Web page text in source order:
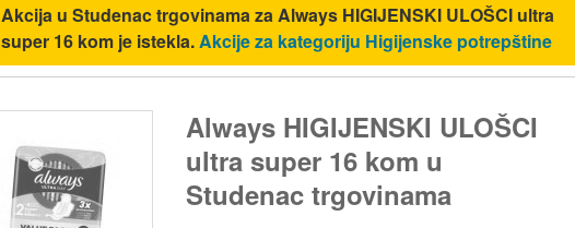
Akcija u Studenac trgovinama za Always HIGIJENSKI ULOŠCI ultra
super 16 kom je istekla.Akcije za kategoriju Higijenske potrepštine
Always HIGIJENSKI ULOŠCI
ultra super 16 kom u
Studenac trgovinama